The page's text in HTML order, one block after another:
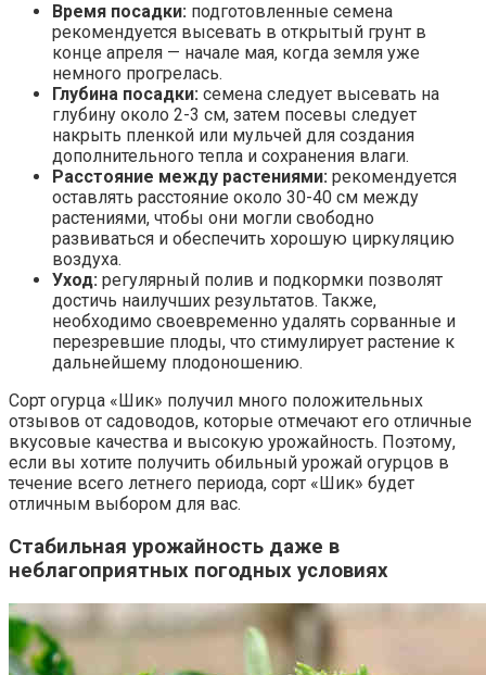
Время посадки: подготовленные семена
рекомендуется высевать в открытый грунт в
конце апреля — начале мая, когда земля уже
немного прогрелась.
Глубина посадки: семена следует высевать на
глубину около 2-3 см, затем посевы следует
накрыть пленкой или мульчей для создания
дополнительного тепла и сохранения влаги.
Расстояние между растениями: рекомендуется
оставлять расстояние около 30-40 см между
растениями, чтобы они могли свободно
развиваться и обеспечить хорошую циркуляцию
воздуха.
Уход: регулярный полив и подкормки позволят
достичь наилучших результатов. Также,
необходимо своевременно удалять сорванные и
перезревшие плоды, что стимулирует растение к
дальнейшему плодоношению.
Сорт огурца «Шик» получил много положительных
отзывов от садоводов, которые отмечают его отличные
вкусовые качества и высокую урожайность. Поэтому,
если вы хотите получить обильный урожай огурцов в
течение всего летнего периода, сорт «Шик» будет
отличным выбором для вас.
Стабильная урожайность даже в
неблагоприятных погодных условиях